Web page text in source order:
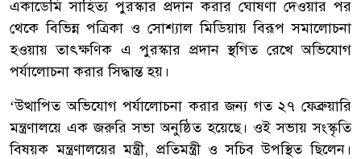
একাডেমি সাহিত্য পুরস্কার প্রদান করার ঘোষণা দেওয়ার পর
থেকে বিভিন্ন পত্রিকা ও সোশ্যাল মিডিয়ায় বিরূপ সমালোচনা
হওয়ায় তাৎক্ষণিক এ পুরস্কার প্রদান স্থগিত রেখে অভিযোগ
পর্যালোচনা করার সিদ্ধান্ত হয়।
‘উত্থাপিত অভিযোগ পর্যালোচনা করার জন্য গত ২৭ ফেব্রুয়ারি
মন্ত্রণালয়ে এক জরুরি সভা অনুষ্ঠিত হয়েছে। ওই সভায় সংস্কৃতি
বিষয়ক মন্ত্রণালয়ের মন্ত্রী, প্রতিমন্ত্রী ও সচিব উপস্থিত ছিলেন।